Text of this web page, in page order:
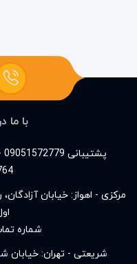
با ما
مرکزی - اهواز: خیابان
شماره
شریعتی - تهران: خیابان